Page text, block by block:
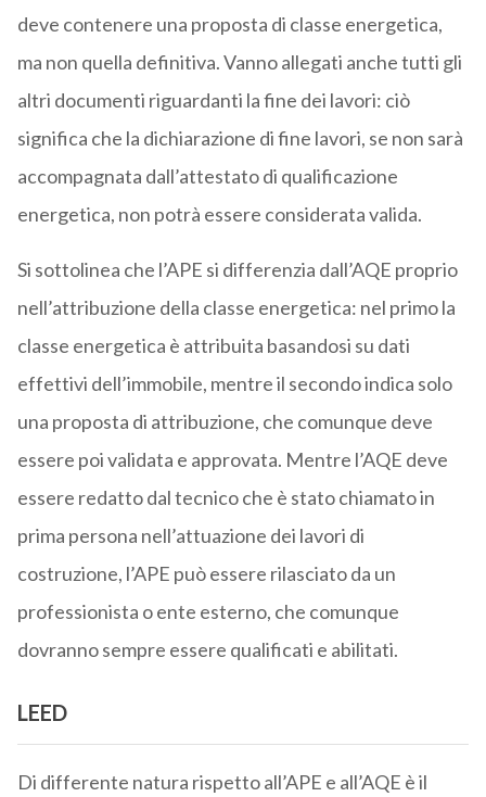
deve contenere una proposta di classe energetica,
ma non quella definitiva. Vanno allegati anche tutti gli
altri documenti riguardanti la fine dei lavori: ciò
significa che la dichiarazione di fine lavori, se non sarà
accompagnata dall’attestato di qualificazione
energetica, non potrà essere considerata valida.
Si sottolinea che l’APE si differenzia dall’AQE proprio
nell’attribuzione della classe energetica: nel primo la
classe energetica è attribuita basandosi su dati
effettivi dell’immobile, mentre il secondo indica solo
una proposta di attribuzione, che comunque deve
essere poi validata e approvata. Mentre l’AQE deve
essere redatto dal tecnico che è stato chiamato in
prima persona nell’attuazione dei lavori di
costruzione, l’APE può essere rilasciato da un
professionista o ente esterno, che comunque
dovranno sempre essere qualificati e abilitati.
LEED
Di differente natura rispetto all’APE e all’AQE è il